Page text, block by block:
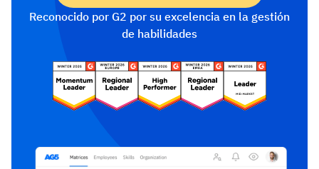
Reconocido por G2 por su excelencia en la gestión
de habilidades